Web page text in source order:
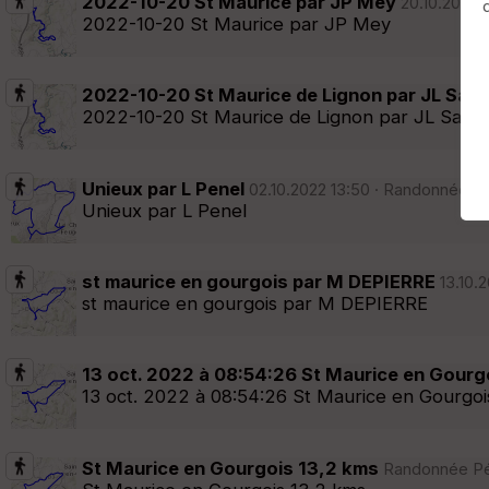
Afficher la carto dossier et sous-dossiers|ce dossier
2022-10-20 St Maurice par JP Mey
2022-10-20 St Maurice de Lignon par JL
2022-10-20 St Maurice de Lignon par JL Sartre
Unieux par L Penel 02.10.2022 13:50 · Randonnée
Unieux par L Penel
st maurice en gourgois par M DEPIERRE
st maurice en gourgois par M DEPIERRE
13 oct. 2022 à 08:54:26 St Maurice en
13 oct. 2022 à 08:54:26 St Maurice en
St Maurice en Gourgois 13,2 kms Randonnée